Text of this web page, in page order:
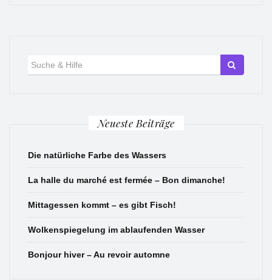
für:
Neueste Beiträge
Die natürliche Farbe des Wassers
La halle du marché est fermée – Bon dimanche!
Mittagessen kommt – es gibt Fisch!
Wolkenspiegelung im ablaufenden Wasser
Bonjour hiver – Au revoir automne